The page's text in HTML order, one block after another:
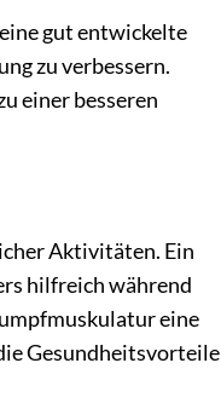
gut entwickelte
zu verbessern.
einer besseren
Aktivitäten. Ein
hilfreich während
eine
Gesundheitsvorteile